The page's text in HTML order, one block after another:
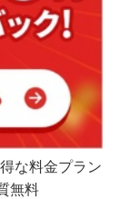
な料金プラン
無料